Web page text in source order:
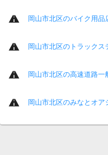
岡山市北区のバイク用品
岡山市北区のトラックス
岡山市北区の高速道路一
岡山市北区のみなとオア